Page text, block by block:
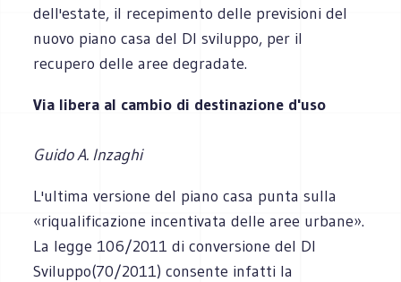
dell'estate, il recepimento delle previsioni del
nuovo piano casa del Dl sviluppo, per il
recupero delle aree degradate.
Via libera al cambio di destinazione d'uso
Guido A. Inzaghi
L'ultima versione del piano casa punta sulla
«riqualificazione incentivata delle aree urbane».
La legge 106/2011 di conversione del Dl
Sviluppo(70/2011) consente infatti la